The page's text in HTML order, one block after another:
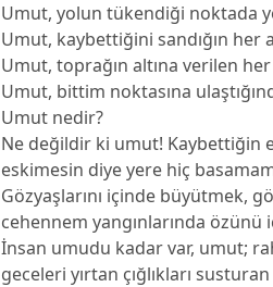
Umut, yolun tükendiği noktada
Umut, kaybettiğini sandığın
Umut, toprağın altına verilen
Umut, bittim noktasına
Umut nedir?
Ne değildir ki umut! Kaybettiğin
eskimesin diye yere hiç
Gözyaşlarını içinde büyütmek,
cehennem yangınlarında özünü
İnsan umudu kadar var, umut;
geceleri yırtan çığlıkları